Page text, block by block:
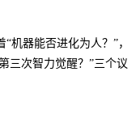
“机器能否进化为人？”，
三次智力觉醒？”三个议